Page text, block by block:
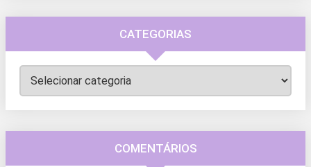
CATEGORIAS
Categorias
COMENTÁRIOS